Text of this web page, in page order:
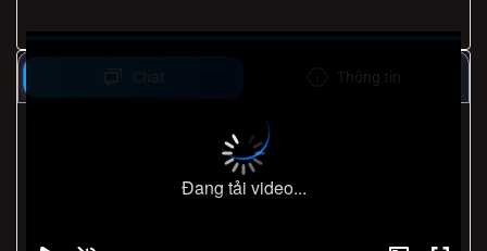
Đang tải video...
Chat Thông tin